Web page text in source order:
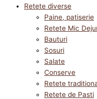
Retete diverse
Paine, patiserie
Retete Mic
Bauturi
Sosuri
Salate
Conserve
Retete
Retete de Pasti